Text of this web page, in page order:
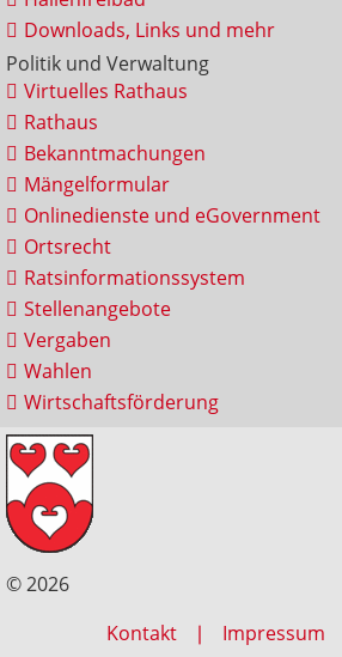
Downloads, Links und mehr
Politik und Verwaltung
Virtuelles Rathaus
Rathaus
Bekanntmachungen
Mängelformular
Onlinedienste und eGovernment
Ortsrecht
Ratsinformationssystem
Stellenangebote
Vergaben
Wahlen
Wirtschaftsförderung
© 2026
Kontakt
Impressum